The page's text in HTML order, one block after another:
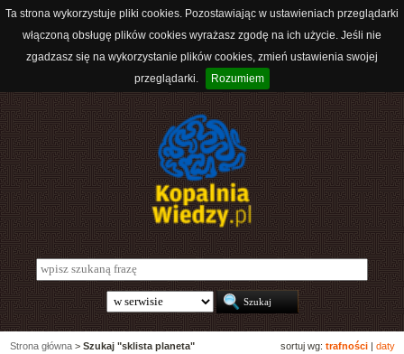
Ta strona wykorzystuje pliki cookies. Pozostawiając w ustawieniach przeglądarki
włączoną obsługę plików cookies wyrażasz zgodę na ich użycie. Jeśli nie
zgadzasz się na wykorzystanie plików cookies, zmień ustawienia swojej
przeglądarki.
Rozumiem
sortuj wg: trafności daty
Strona główna > Szukaj "sklista planeta"